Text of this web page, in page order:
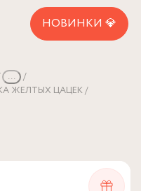
НОВИНКИ 💎
...
ЖЕЛТЫХ ЦАЦЕК